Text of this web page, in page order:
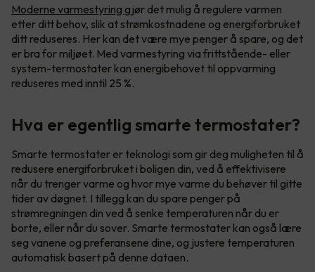
Moderne varmestyring gjør det mulig å regulere varmen
etter ditt behov, slik at strømkostnadene og energiforbruket
ditt reduseres. Her kan det være mye penger å spare, og det
er bra for miljøet. Med varmestyring via frittstående- eller
system-termostater kan energibehovet til oppvarming
reduseres med inntil 25 %.
Hva er egentlig smarte termostater?
Smarte termostater er teknologi som gir deg muligheten til å
redusere energiforbruket i boligen din, ved å effektivisere
når du trenger varme og hvor mye varme du behøver til gitte
tider av døgnet. I tillegg kan du spare penger på
strømregningen din ved å senke temperaturen når du er
borte, eller når du sover. Smarte termostater kan også lære
seg vanene og preferansene dine, og justere temperaturen
automatisk basert på denne dataen.